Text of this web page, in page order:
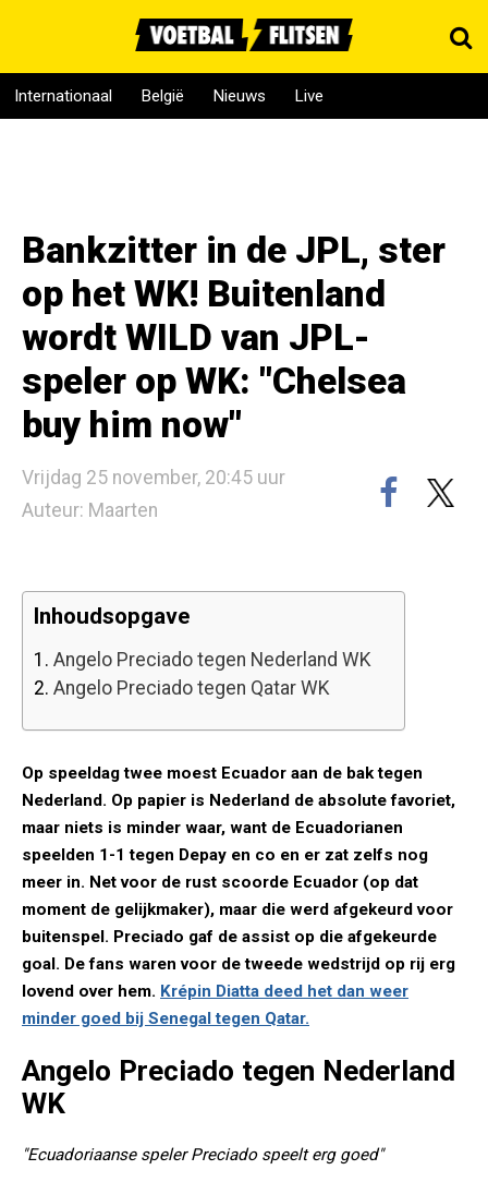
Internationaal België Nieuws Live
Bankzitter in de JPL, ster
op het WK! Buitenland
wordt WILD van JPL-
speler op WK: "Chelsea
buy him now"
Vrijdag 25 november, 20:45 uur
Auteur: Maarten
Inhoudsopgave
1. Angelo Preciado tegen Nederland WK
2. Angelo Preciado tegen Qatar WK
Op speeldag twee moest Ecuador aan de bak tegen
Nederland. Op papier is Nederland de absolute favoriet,
maar niets is minder waar, want de Ecuadorianen
speelden 1-1 tegen Depay en co en er zat zelfs nog
meer in. Net voor de rust scoorde Ecuador (op dat
moment de gelijkmaker), maar die werd afgekeurd voor
buitenspel. Preciado gaf de assist op die afgekeurde
goal. De fans waren voor de tweede wedstrijd op rij erg
lovend over hem. Krépin Diatta deed het dan weer
minder goed bij Senegal tegen Qatar.
Angelo Preciado tegen Nederland
WK
"Ecuadoriaanse speler Preciado speelt erg goed"